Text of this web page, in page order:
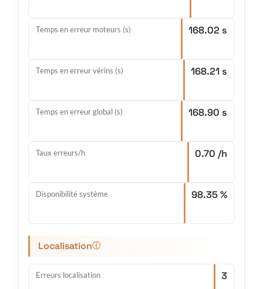
Temps en erreur moteurs (s) 168.02 s
Temps en erreur vérins (s) 168.21 s
Temps en erreur global (s) 168.90 s
Taux erreurs/h 0.70 /h
Disponibilité système 98.35 %
Localisationⓘ
Erreurs localisation 3